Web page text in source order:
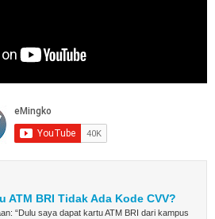
ATM BRI Tidak Ada Kode CVV?
“Dulu saya dapat kartu ATM BRI dari kampus